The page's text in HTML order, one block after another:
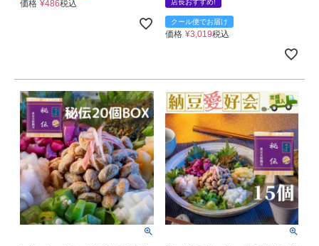
価格 ¥486税込 店長おすすめ!
クール便でお届け
価格 ¥3,019税込